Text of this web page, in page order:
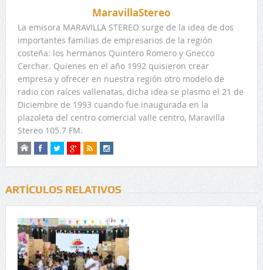
MaravillaStereo
La emisora MARAVILLA STEREO surge de la idea de dos
importantes familias de empresarios de la región
costeña: los hermanos Quintero Romero y Gnecco
Cerchar. Quienes en el año 1992 quisieron crear
empresa y ofrecer en nuestra región otro modelo de
radio con raíces vallenatas, dicha idea se plasmo el 21 de
Diciembre de 1993 cuando fue inaugurada en la
plazoleta del centro comercial valle centro, Maravilla
Stereo 105.7 FM.
ARTÍCULOS RELATIVOS